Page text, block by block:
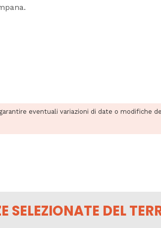
eventuali variazioni di date o modifiche
SELEZIONATE DEL